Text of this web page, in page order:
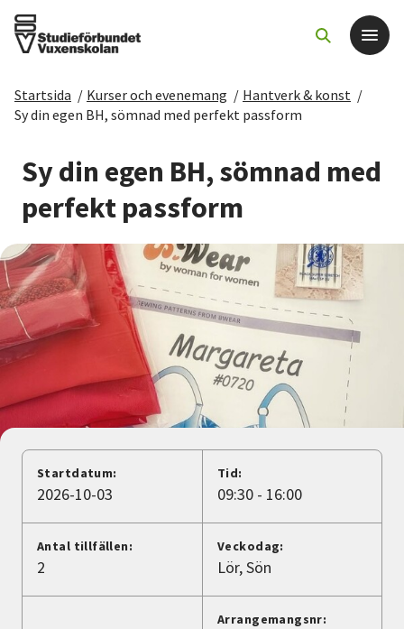
Det här gör vi
För dig som
Sök kurser och evenemang
Om SV
Starta studiecirkel
Cirkelledare
Nyheter
Avdelningar
Lyssna
Startsida / Kurser och evenemang / Hantverk & konst /
Sy din egen BH, sömnad med perfekt passform
Sy din egen BH, sömnad med
perfekt passform
Startdatum:
2026-10-03
Tid:
09:30 - 16:00
Antal tillfällen:
2
Veckodag:
Lör Sön
Arrangemangsnr: